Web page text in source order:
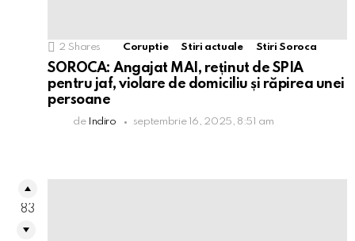
2 Shares Coruptie Stiri actuale Stiri Soroca
SOROCA: Angajat MAI, reținut de SPIA
pentru jaf, violare de domiciliu și răpirea unei
persoane
de Indiro septembrie 16, 2025, 8:51 am
83